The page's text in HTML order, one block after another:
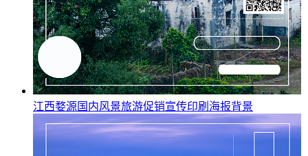
江西婺源国内风景旅游促销宣传印刷海报背景